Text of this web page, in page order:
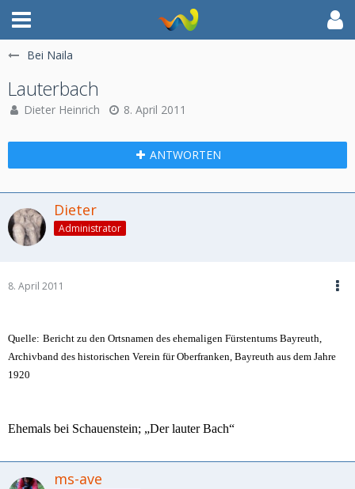
Bei Naila
Lauterbach
Dieter Heinrich 8. April 2011
ANTWORTEN
Dieter
Administrator
8. April 2011
Quelle: Bericht zu den Ortsnamen des ehemaligen Fürstentums Bayreuth,
Archivband des historischen Verein für Oberfranken, Bayreuth aus dem Jahre
1920
Ehemals bei Schauenstein; „Der lauter Bach“
ms-ave